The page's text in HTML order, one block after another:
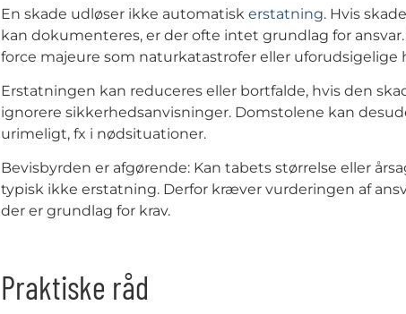
En skade udløser ikke automatiskerstatning. Hvis
kan dokumenteres, er der ofte intet grundlag for
force majeure som naturkatastrofer eller uforudsigelige
Erstatningen kan reduceres eller bortfalde, hvis den
ignorere sikkerhedsanvisninger. Domstolene kan
urimeligt, fx i nødsituationer.
Bevisbyrden er afgørende: Kan tabets størrelse eller
typisk ikke erstatning. Derfor kræver vurderingen af
der er grundlag for krav.
Praktiske råd